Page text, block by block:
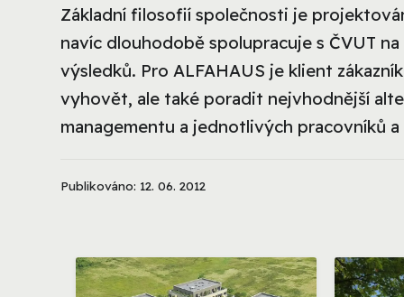
Základní filosofií společnosti je
navíc dlouhodobě spolupracuje s ČVUT
výsledků. Pro ALFAHAUS je klient
vyhovět, ale také poradit nejvhodnější
managementu a jednotlivých pracovníků
Publikováno: 12. 06. 2012